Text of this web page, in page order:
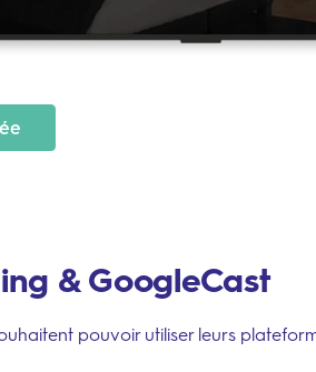
& GoogleCast
pouvoir utiliser leurs